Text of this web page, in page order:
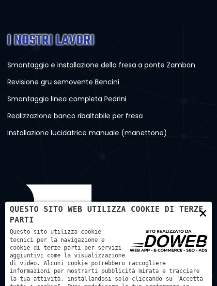
I NOSTRI LAVORI
Smontaggio e installazione della fresa a ponte Zambon
Revisione gru semovente Bencini
Smontaggio linea completa Pedrini
Realizzazione banco ribaltabile per fresa
Installazione lucidatrice manuale (manettone)
×
QUESTO SITO WEB UTILIZZA COOKIE DI TERZE
PARTI
Questo sito utilizza cookie
tecnici per la navigazione e
cookie di terze parti per servizi
aggiuntivi come la visualizzazione
di video. Alcuni cookie potrebbero raccogliere
informazioni per mostrarti pubblicità mirata e tracciare
la tua attività, installandosi solo cliccando su "Accetta